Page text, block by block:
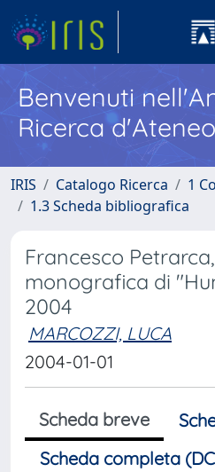
Benvenuti
Ricerca d'Ateneo
IRIS Catalogo Ricerca
1
1.3 Scheda bibliografica
Francesco
monografica di
2004
MARCOZZI, LUCA
2004-01-01
Scheda breve
Scheda completa